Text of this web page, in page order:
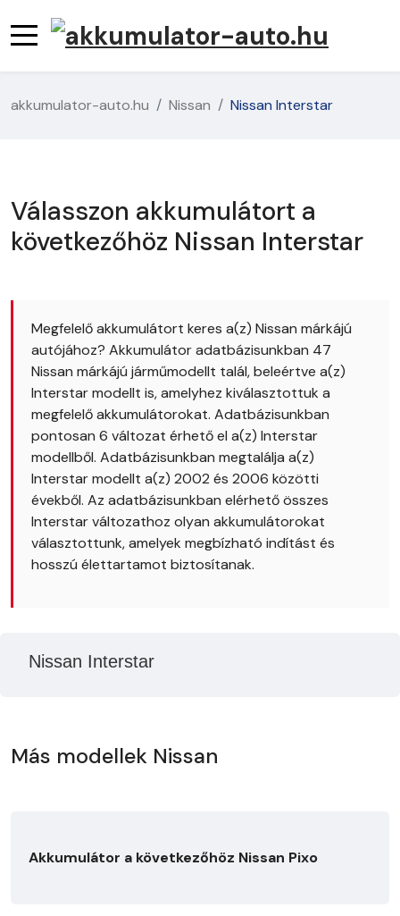
akkumulator-auto.hu Nissan Nissan Interstar
Válasszon akkumulátort a
következőhöz Nissan Interstar
Megfelelő akkumulátort keres a(z) Nissan márkájú
autójához? Akkumulátor adatbázisunkban 47
Nissan márkájú járműmodellt talál, beleértve a(z)
Interstar modellt is, amelyhez kiválasztottuk a
megfelelő akkumulátorokat. Adatbázisunkban
pontosan 6 változat érhető el a(z) Interstar
modellből. Adatbázisunkban megtalálja a(z)
Interstar modellt a(z) 2002 és 2006 közötti
évekből. Az adatbázisunkban elérhető összes
Interstar változathoz olyan akkumulátorokat
választottunk, amelyek megbízható indítást és
hosszú élettartamot biztosítanak.
Nissan Interstar
Más modellek Nissan
Akkumulátor a következőhöz Nissan Pixo